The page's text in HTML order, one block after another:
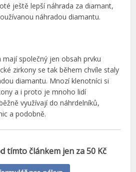
ještě lepší náhrada za diamant,
náhradou diamantu.
mají společný jen obsah prvku
zirkony se tak během chvíle staly
diamantu. Mnozí klenotníci si
a i proto je mnoho lidí
využívají do náhrdelníků,
a podobně.
tímto článkem jen za 50 Kč